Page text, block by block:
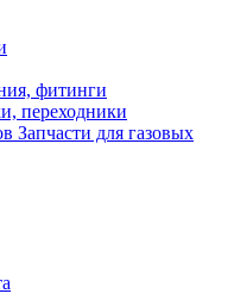
фитинги
переходники
Запчасти для газовых